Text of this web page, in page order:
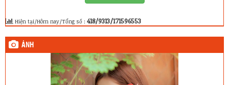
Hiện tại/Hôm nay/Tổng số : 418/9313/171596553
ẢNH